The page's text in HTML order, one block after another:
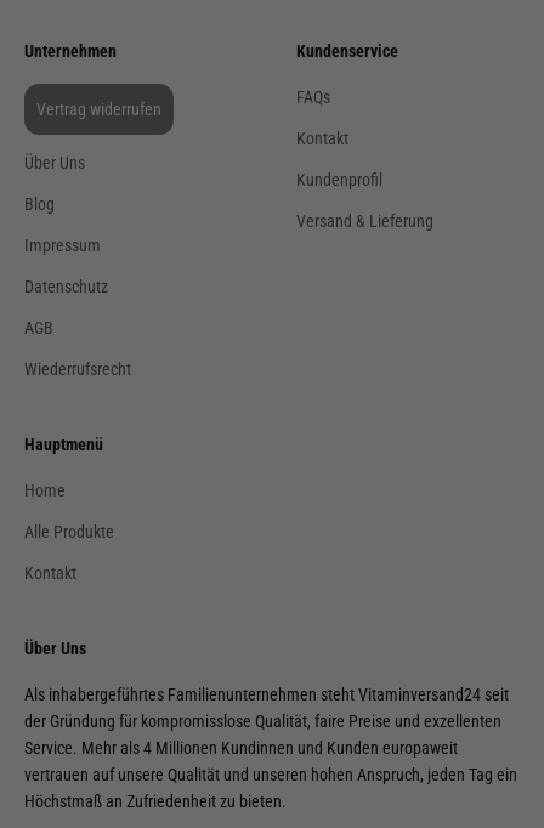
Unternehmen
Vertrag widerrufen
Über Uns
Blog
Impressum
Datenschutz
AGB
Wiederrufsrecht
Kundenservice
FAQs
Kontakt
Kundenprofil
Versand & Lieferung
Hauptmenü
Home
Alle Produkte
Kontakt
Über Uns
Als inhabergeführtes Familienunternehmen steht Vitaminversand24 seit
der Gründung für kompromisslose Qualität, faire Preise und exzellenten
Service. Mehr als 4 Millionen Kundinnen und Kunden europaweit
vertrauen auf unsere Qualität und unseren hohen Anspruch, jeden Tag ein
Höchstmaß an Zufriedenheit zu bieten.